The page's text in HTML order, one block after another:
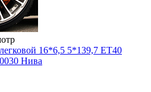
16*6,5 5*139,7 ET40
Нива